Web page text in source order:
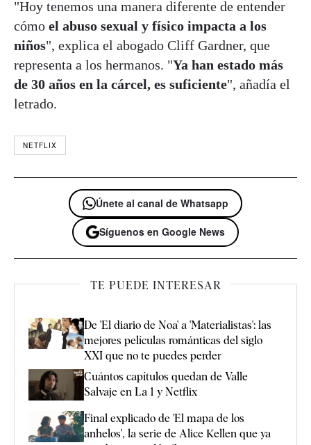
"Hoy tenemos una manera diferente de entender
cómo el abuso sexual y físico impacta a los
niños", explica el abogado Cliff Gardner, que
representa a los hermanos. "Ya han estado más
de 30 años en la cárcel, es suficiente", añadía el
letrado.
NETFLIX
Únete al canal de Whatsapp
Síguenos en Google News
TE PUEDE INTERESAR
De 'El diario de Noa' a 'Materialistas': las
mejores películas románticas del siglo
XXI que no te puedes perder
Cuántos capítulos quedan de Valle
Salvaje en La 1 y Netflix
Final explicado de 'El mapa de los
anhelos', la serie de Alice Kellen que ya